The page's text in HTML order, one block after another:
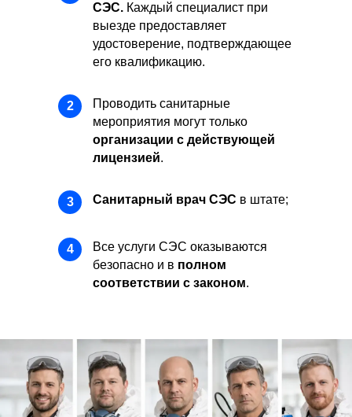
СЭС. Каждый специалист при
выезде предоставляет
удостоверение, подтверждающее
его квалификацию.
2
Проводить санитарные
мероприятия могут только
организации с действующей
лицензией.
3 Санитарный врач СЭС в штате;
4
Все услуги СЭС оказываются
безопасно и в полном
соответствии с законом.